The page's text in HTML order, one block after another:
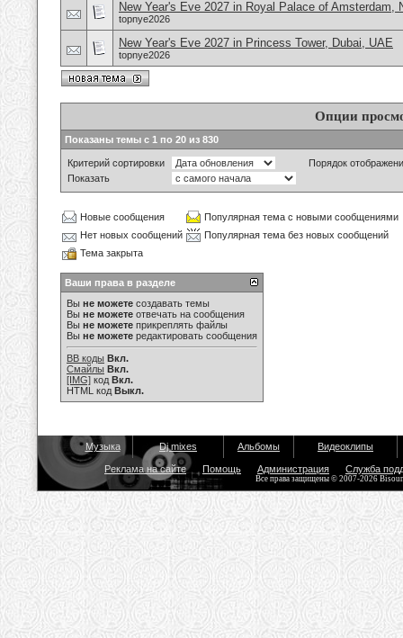
New Year's Eve 2027 in Royal Palace of Amsterdam,
topnye2026
New Year's Eve 2027 in Princess Tower, Dubai, UAE
topnye2026
Опции
Показаны темы с 1 по 20 из 830
Критерий сортировки
Порядок
Показать
Новые сообщения
Популярная тема с новыми сообщениями
Нет новых сообщений
Популярная тема без новых сообщений
Тема закрыта
Ваши права в разделе
Вы не можете создавать темы
Вы не можете отвечать на сообщения
Вы не можете прикреплять файлы
Вы не можете редактировать сообщения
BB коды Вкл.
Смайлы Вкл.
[IMG] код Вкл.
HTML код Выкл.
Музыка Dj mixes Альбомы Видеоклипы
Реклама на сайте Помощь Администрация Служба
Все права защищены © 2007-2026